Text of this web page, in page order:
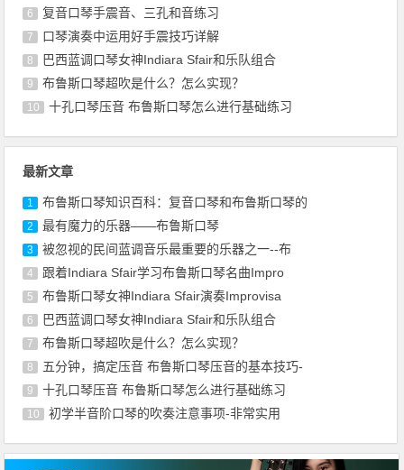
6 复音口琴手震音、三孔和音练习
7 口琴演奏中运用好手震技巧详解
8 巴西蓝调口琴女神Indiara Sfair和乐队组合
9 布鲁斯口琴超吹是什么？怎么实现？
10 十孔口琴压音 布鲁斯口琴怎么进行基础练习
最新文章
1 布鲁斯口琴知识百科：复音口琴和布鲁斯口琴的
2 最有魔力的乐器——布鲁斯口琴
3 被忽视的民间蓝调音乐最重要的乐器之一--布
4 跟着Indiara Sfair学习布鲁斯口琴名曲Impro
5 布鲁斯口琴女神Indiara Sfair演奏Improvisa
6 巴西蓝调口琴女神Indiara Sfair和乐队组合
7 布鲁斯口琴超吹是什么？怎么实现？
8 五分钟，搞定压音 布鲁斯口琴压音的基本技巧-
9 十孔口琴压音 布鲁斯口琴怎么进行基础练习
10 初学半音阶口琴的吹奏注意事项-非常实用